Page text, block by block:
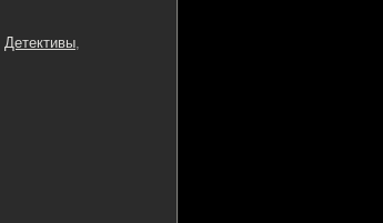
Детективы,